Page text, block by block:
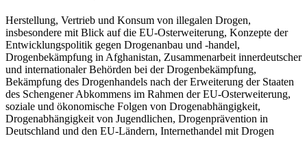
Herstellung, Vertrieb und Konsum von illegalen Drogen,
insbesondere mit Blick auf die EU-Osterweiterung, Konzepte der
Entwicklungspolitik gegen Drogenanbau und -handel,
Drogenbekämpfung in Afghanistan, Zusammenarbeit innerdeutscher
und internationaler Behörden bei der Drogenbekämpfung,
Bekämpfung des Drogenhandels nach der Erweiterung der Staaten
des Schengener Abkommens im Rahmen der EU-Osterweiterung,
soziale und ökonomische Folgen von Drogenabhängigkeit,
Drogenabhängigkeit von Jugendlichen, Drogenprävention in
Deutschland und den EU-Ländern, Internethandel mit Drogen